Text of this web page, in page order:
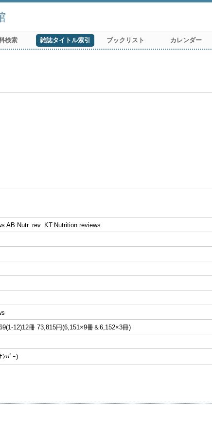
検索 雑誌タイトル索引 ブックリスト カレンダー
AB:Nutr. rev. KT:Nutrition reviews
12)12冊 73,815円(6,151×9冊＆6,152×3冊)
ﾝﾊﾞｰ)